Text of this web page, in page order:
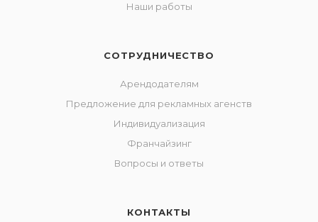
Наши работы
СОТРУДНИЧЕСТВО
Арендодателям
Предложение для рекламных агенств
Индивидуализация
Франчайзинг
Вопросы и ответы
КОНТАКТЫ